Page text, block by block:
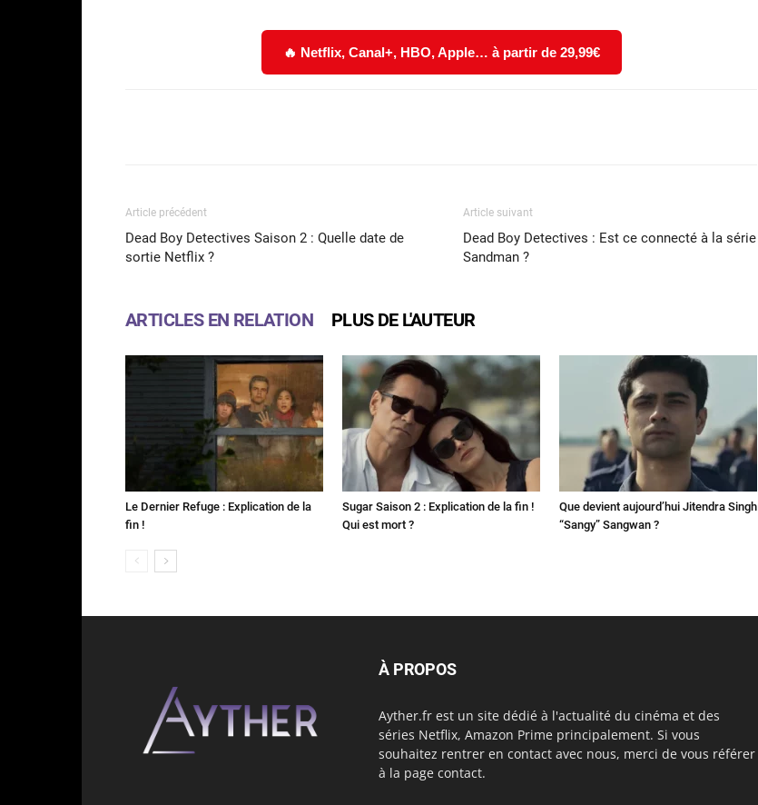
🔥 Netflix, Canal+, HBO, Apple… à partir de 29,99€
Article précédent
Dead Boy Detectives Saison 2 : Quelle date de
sortie Netflix ?
Article suivant
Dead Boy Detectives : Est ce connecté à la série
Sandman ?
ARTICLES EN RELATION PLUS DE L'AUTEUR
Le Dernier Refuge : Explication de la
fin !
Sugar Saison 2 : Explication de la fin !
Qui est mort ?
Que devient aujourd’hui Jitendra Singh
“Sangy” Sangwan ?
À PROPOS
Ayther.fr est un site dédié à l'actualité du cinéma et des
séries Netflix, Amazon Prime principalement. Si vous
souhaitez rentrer en contact avec nous, merci de vous référer
à la page contact.